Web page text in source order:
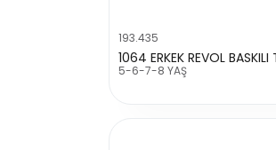
193.435
1064 ERKEK REVOL BASKILI
5-6-7-8 YAŞ